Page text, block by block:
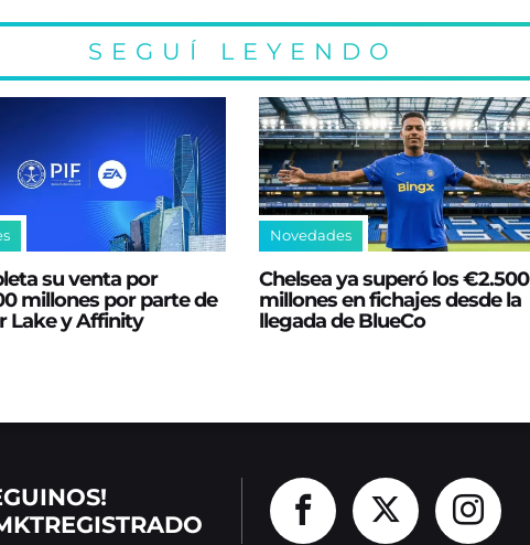
SEGUÍ LEYENDO
su venta por
millones por parte de
Lake y Affinity
Novedades
Chelsea ya superó los €2.500
millones en fichajes desde la
llegada de BlueCo